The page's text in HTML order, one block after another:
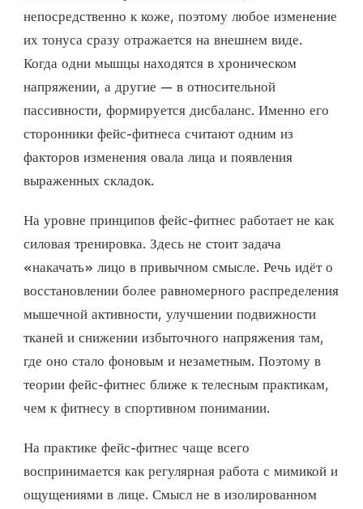
непосредственно к коже, поэтому любое изменение
их тонуса сразу отражается на внешнем виде.
Когда одни мышцы находятся в хроническом
напряжении, а другие — в относительной
пассивности, формируется дисбаланс. Именно его
сторонники фейс-фитнеса считают одним из
факторов изменения овала лица и появления
выраженных складок.
На уровне принципов фейс-фитнес работает не как
силовая тренировка. Здесь не стоит задача
«накачать» лицо в привычном смысле. Речь идёт о
восстановлении более равномерного распределения
мышечной активности, улучшении подвижности
тканей и снижении избыточного напряжения там,
где оно стало фоновым и незаметным. Поэтому в
теории фейс-фитнес ближе к телесным практикам,
чем к фитнесу в спортивном понимании.
На практике фейс-фитнес чаще всего
воспринимается как регулярная работа с мимикой и
ощущениями в лице. Смысл не в изолированном